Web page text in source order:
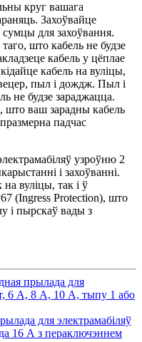
круг вашага
Захоўвайце
для захоўвання.
што кабель не будзе
кабель у цёплае
кабель на вуліцы,
пыл і дождж. Пыл і
не будзе зараджацца.
што ваш зарадны кабель
падчас
узроўню 2
і захоўванні.
вуліцы, так і ў
(Ingress Protection), што
і пырскаў вады з
прылада для
6 А, 8 А, 10 А, тыпу 1 або
для электрамабіляў
16 А з пераключэннем